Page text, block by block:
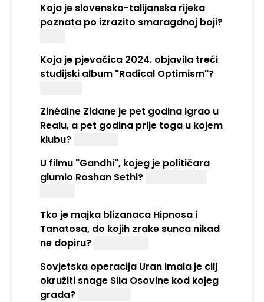
Koja je slovensko-talijanska rijeka
poznata po izrazito smaragdnoj boji?
Koja je pjevačica 2024. objavila treći
studijski album "Radical Optimism"?
Zinédine Zidane je pet godina igrao u
Realu, a pet godina prije toga u kojem
klubu?
U filmu "Gandhi", kojeg je političara
glumio Roshan Sethi?
Tko je majka blizanaca Hipnosa i
Tanatosa, do kojih zrake sunca nikad
ne dopiru?
Sovjetska operacija Uran imala je cilj
okružiti snage Sila Osovine kod kojeg
grada?